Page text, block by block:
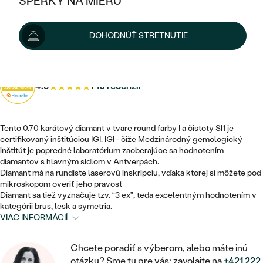
KOMBINOVANÉ ZLATO
PODĽA ŠTÝLU
BEZ KAMEŇA
ETERNITY
VYKROJENÉ
VINTAGE
NETRADIČNÉ
POSTRANNÉ DRAHOKAMY
HALO
VINTAGE
SET ZÁSNUBNÉHO PRSTEŇA A
OBRÚČOK
NETRADIČNÉ
ZOSTAVTE SI PRSTEŇ
VÝPREDAJ
ŠPERKY ČO POMÁHAJÚ
PODĽA TYPU
PRSTENE
PRÍVESKY
NÁRAMKY
SETY
PÁNSKE ŠPERKY
PLATINOVÉ
NAPICHOVACIE
KRUHOVÉ
MINIMALISTICKÉ
VISIACE
SOLITÉR
V TVARE SRDCA
ZLATÉ
STRIEBORNÉ
SOLITÉR
NARODENIE DIEŤAŤA
PERSONALIZOVANÉ
SO ZNAMENÍM ZVEROKRUHU
MINIMALISTICKÉ
VÝPREDAJ
ZLATÉ
PLATINOVÉ
PODĽA ŠTÝLU
ETERNITY
DOHODNÚŤ STRETNUTIE
1 818 €2 020 € -10 %
Diamant máme na sklade. Doručíme vám ho do 48 hod.
Možnosti doručenia
4.9 710 recenzií
Tento 0.70 karátový diamant v tvare round farby I a čistoty SI1 je
certifikovaný inštitúciou IGI. IGI - čiže Medzinárodný gemologický
inštitút je popredné laboratórium zaoberajúce sa hodnotením
diamantov s hlavným sídlom v Antverpách.
Diamant má na rundiste laserovú inskripciu, vďaka ktorej si môžete pod
mikroskopom overiť jeho pravosť
Diamant sa tiež vyznačuje tzv. “3 ex”, teda excelentným hodnotením v
kategórii brus, lesk a symetria.
VIAC INFORMÁCIÍ
Chcete poradiť s výberom, alebo máte inú